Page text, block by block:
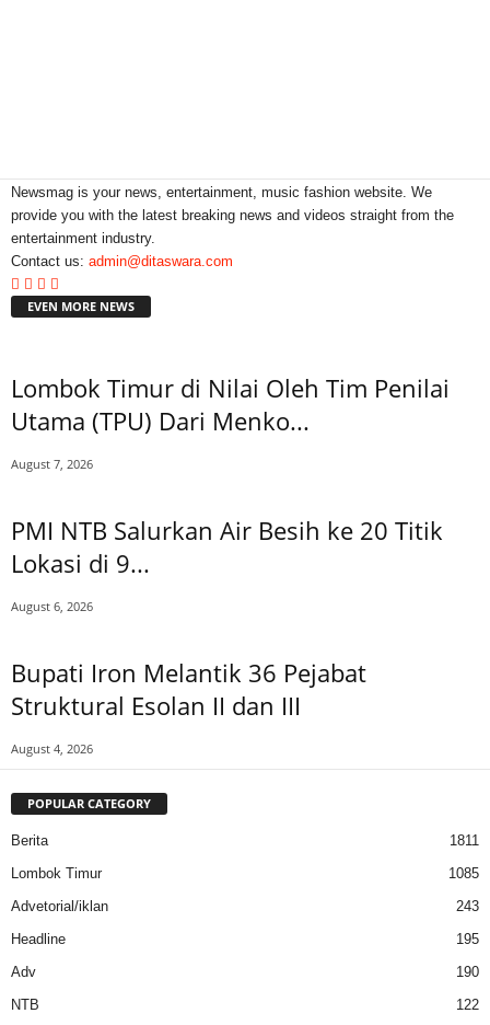
Newsmag is your news, entertainment, music fashion website. We
provide you with the latest breaking news and videos straight from the
entertainment industry.
Contact us: admin@ditaswara.com
EVEN MORE NEWS
Lombok Timur di Nilai Oleh Tim Penilai
Utama (TPU) Dari Menko...
August 7, 2026
PMI NTB Salurkan Air Besih ke 20 Titik
Lokasi di 9...
August 6, 2026
Bupati Iron Melantik 36 Pejabat
Struktural Esolan II dan III
August 4, 2026
POPULAR CATEGORY
Berita
1811
Lombok Timur
1085
Advetorial/iklan
243
Headline
195
Adv
190
NTB
122